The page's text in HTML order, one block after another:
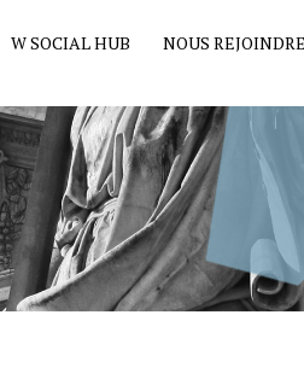
W SOCIAL HUB NOUS REJOINDRE